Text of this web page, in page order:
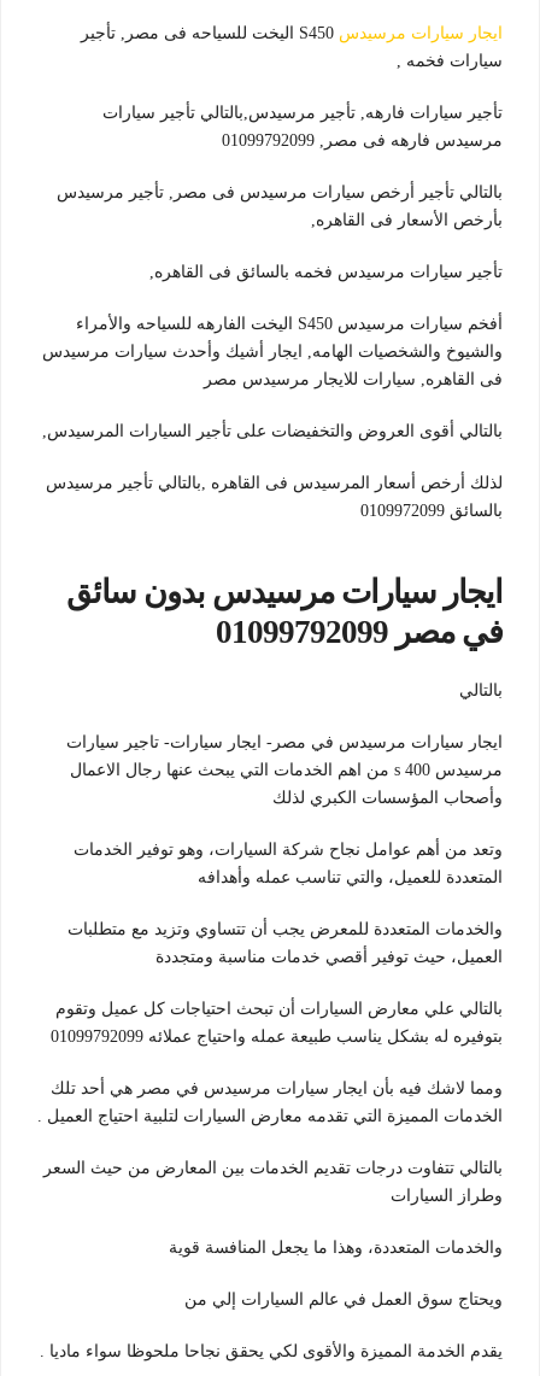
ايجار سيارات مرسيدس
S450 اليخت للسياحه فى مصر, تأجير
سيارات فخمه ,
تأجير سيارات فارهه, تأجير مرسيدس,بالتالي تأجير سيارات
مرسيدس فارهه فى مصر, 01099792099
بالتالي تأجير أرخص سيارات مرسيدس فى مصر, تأجير مرسيدس
بأرخص الأسعار فى القاهره,
تأجير سيارات مرسيدس فخمه بالسائق فى القاهره,
أفخم سيارات مرسيدس S450 اليخت الفارهه للسياحه والأمراء
والشيوخ والشخصيات الهامه, ايجار أشيك وأحدث سيارات مرسيدس
فى القاهره, سيارات للايجار مرسيدس مصر
بالتالي أقوى العروض والتخفيضات على تأجير السيارات المرسيدس,
لذلك أرخص أسعار المرسيدس فى القاهره ,بالتالي تأجير مرسيدس
بالسائق 0109972099
ايجار سيارات مرسيدس بدون سائق
في مصر 01099792099
بالتالي
ايجار سيارات مرسيدس في مصر- ايجار سيارات- تاجير سيارات
مرسيدس s 400 من اهم الخدمات التي يبحث عنها رجال الاعمال
وأصحاب المؤسسات الكبري لذلك
وتعد من أهم عوامل نجاح شركة السيارات، وهو توفير الخدمات
المتعددة للعميل، والتي تناسب عمله وأهدافه
والخدمات المتعددة للمعرض يجب أن تتساوي وتزيد مع متطلبات
العميل، حيث توفير أقصي خدمات مناسبة ومتجددة
بالتالي علي معارض السيارات أن تبحث احتياجات كل عميل وتقوم
بتوفيره له بشكل يناسب طبيعة عمله واحتياج عملائه 01099792099
ومما لاشك فيه بأن ايجار سيارات مرسيدس في مصر هي أحد تلك
الخدمات المميزة التي تقدمه معارض السيارات لتلبية احتياج العميل .
بالتالي تتفاوت درجات تقديم الخدمات بين المعارض من حيث السعر
وطراز السيارات
والخدمات المتعددة، وهذا ما يجعل المنافسة قوية
ويحتاج سوق العمل في عالم السيارات إلي من
يقدم الخدمة المميزة والأقوى لكي يحقق نجاحا ملحوظا سواء ماديا .